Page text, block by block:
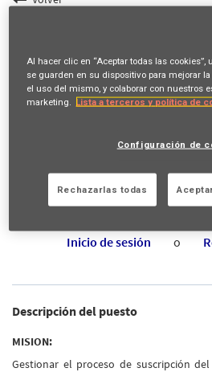
Calle Emilio Vargas 6,
UNDERWRITING
19856
16/07/2026
Obtén empleos futuros que
Inicio de sesión
o
Descripción del puesto
MISION:
Gestionar el proceso de suscripción
Al hacer clic en “Aceptar todas las cookies”,
se guarden en su dispositivo para mejorar
el uso del mismo, y colaborar con nuestros
marketing.
Lista a terceros y política de
Configuración de
Rechazarlas todas